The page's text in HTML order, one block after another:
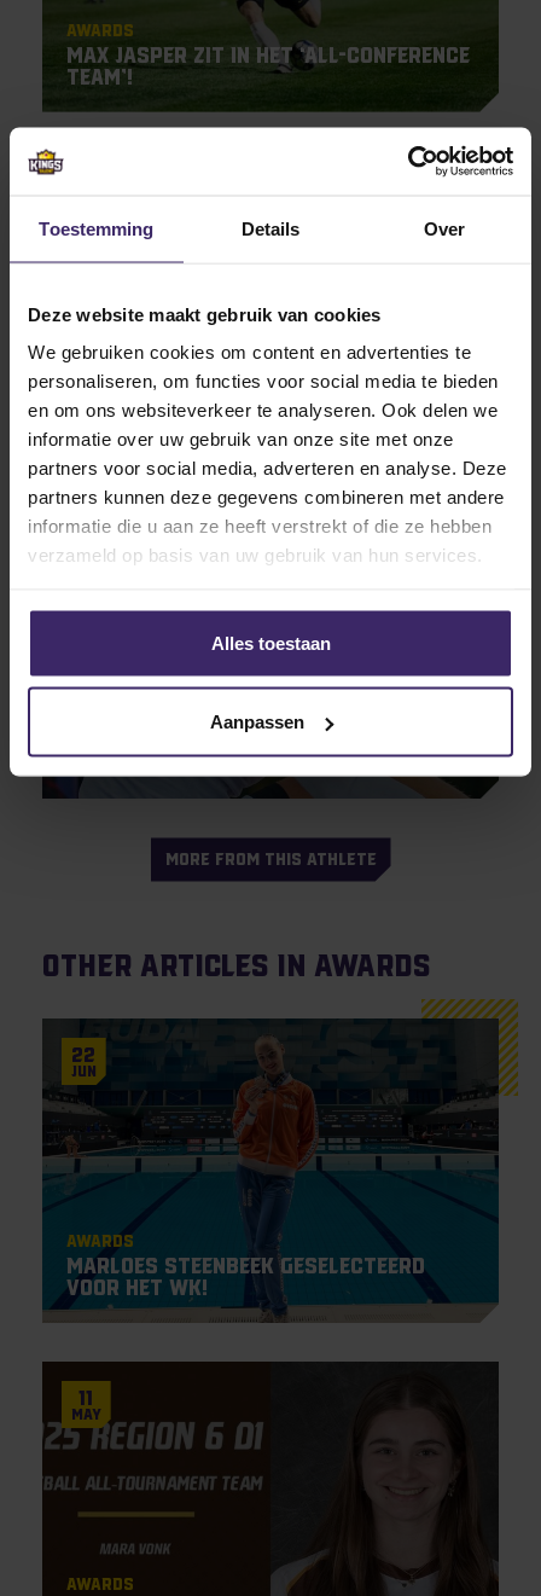
Toestemming Details Over
Deze website maakt gebruik van cookies
We gebruiken cookies om content en advertenties te
personaliseren, om functies voor social media te bieden
en om ons websiteverkeer te analyseren. Ook delen we
informatie over uw gebruik van onze site met onze
partners voor social media, adverteren en analyse. Deze
partners kunnen deze gegevens combineren met andere
informatie die u aan ze heeft verstrekt of die ze hebben
verzameld op basis van uw gebruik van hun services.
Alles toestaan
Aanpassen
Awards
Max Jasper zit in het ‘All-Conference
Team’!
KingsTalent Teams of the Week #12!
16
Conference Team’!
MORE FROM THIS ATHLETE
Other articles in Awards
22
Jun
Awards
Marloes Steenbeek geselecteerd
voor het WK!
11
May
Awards